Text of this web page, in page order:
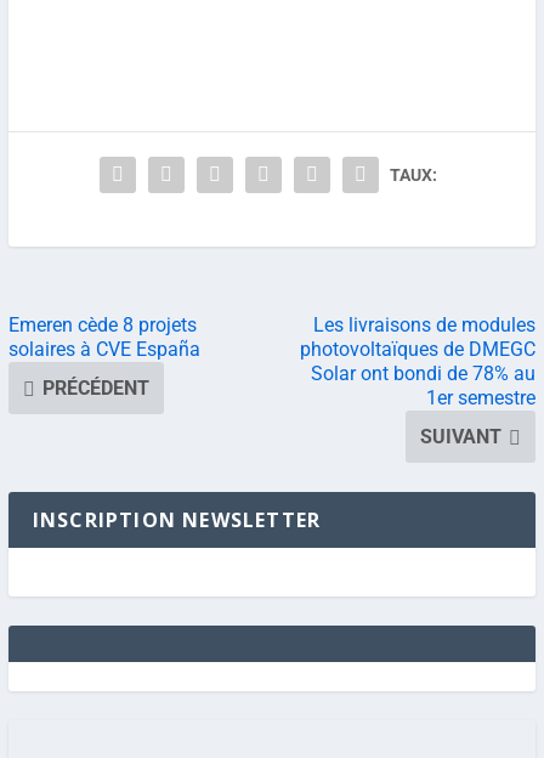
TAUX:
Emeren cède 8 projets
solaires à CVE España
PRÉCÉDENT
Les livraisons de modules
photovoltaïques de DMEGC
Solar ont bondi de 78% au
1er semestre
SUIVANT
INSCRIPTION NEWSLETTER